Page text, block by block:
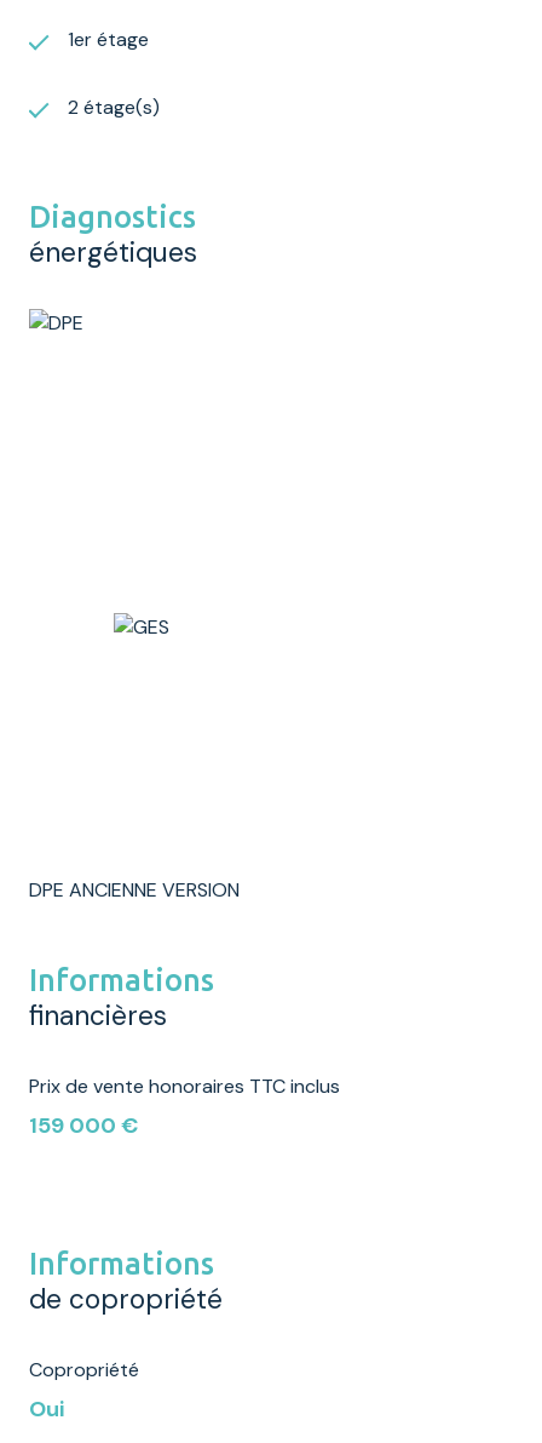
1er étage
2 étage(s)
Diagnostics
énergétiques
DPE ANCIENNE VERSION
Informations
financières
Prix de vente honoraires TTC inclus
159 000 €
Informations
de copropriété
Copropriété
Oui